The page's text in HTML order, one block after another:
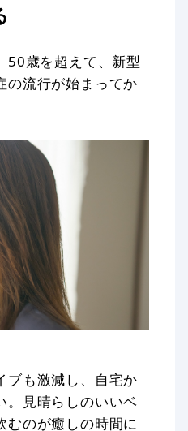
50歳を超えて、新型
の流行が始まってか
ブも激減し、自宅か
。見晴らしのいいベ
むのが癒しの時間に